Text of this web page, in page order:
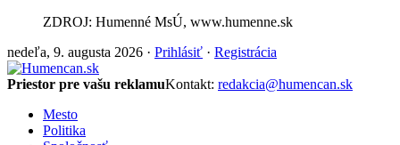
ZDROJ: Humenné MsÚ, www.humenne.sk
nedeľa, 9. augusta 2026 · Prihlásiť · Registrácia
Priestor pre vašu reklamuKontakt: redakcia@humencan.sk
Mesto
Politika